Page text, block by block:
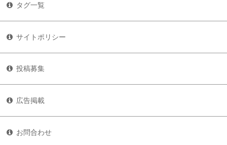
タグ一覧
サイトポリシー
投稿募集
広告掲載
お問合わせ